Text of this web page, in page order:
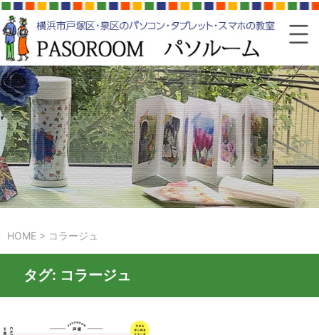
HOME > コラージュ
タグ: コラージュ